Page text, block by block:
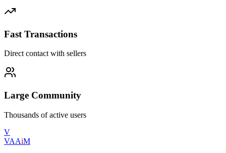
Fast Transactions
Direct contact with sellers
Large Community
Thousands of active users
V
VAAiM